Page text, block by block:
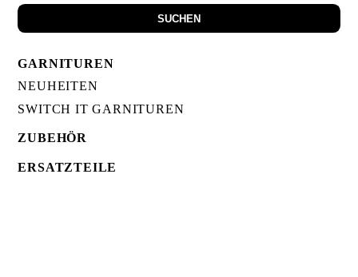
SUCHEN
GARNITUREN
NEUHEITEN
SWITCH IT GARNITUREN
ZUBEHÖR
ERSATZTEILE